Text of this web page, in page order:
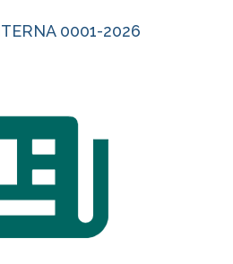
0001-2026